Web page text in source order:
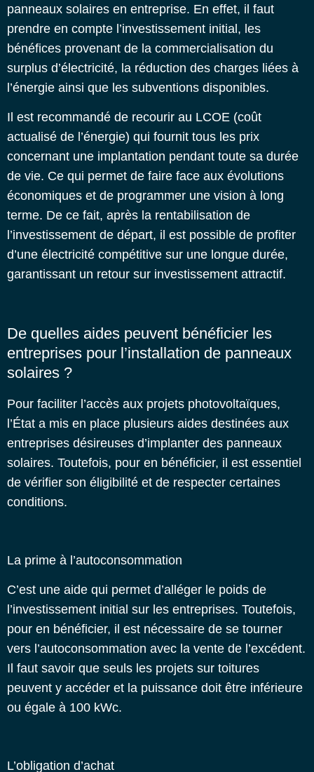
panneaux solaires en entreprise. En effet, il faut
prendre en compte l’investissement initial, les
bénéfices provenant de la commercialisation du
surplus d’électricité, la réduction des charges liées à
l’énergie ainsi que les subventions disponibles.
Il est recommandé de recourir au LCOE (coût
actualisé de l’énergie) qui fournit tous les prix
concernant une implantation pendant toute sa durée
de vie. Ce qui permet de faire face aux évolutions
économiques et de programmer une vision à long
terme. De ce fait, après la rentabilisation de
l’investissement de départ, il est possible de profiter
d’une électricité compétitive sur une longue durée,
garantissant un retour sur investissement attractif.
De quelles aides peuvent bénéficier les
entreprises pour l’installation de panneaux
solaires ?
Pour faciliter l’accès aux projets photovoltaïques,
l’État a mis en place plusieurs aides destinées aux
entreprises désireuses d’implanter des panneaux
solaires. Toutefois, pour en bénéficier, il est essentiel
de vérifier son éligibilité et de respecter certaines
conditions.
La prime à l’autoconsommation
C’est une aide qui permet d’alléger le poids de
l’investissement initial sur les entreprises. Toutefois,
pour en bénéficier, il est nécessaire de se tourner
vers l’autoconsommation avec la vente de l’excédent.
Il faut savoir que seuls les projets sur toitures
peuvent y accéder et la puissance doit être inférieure
ou égale à 100 kWc.
L’obligation d’achat